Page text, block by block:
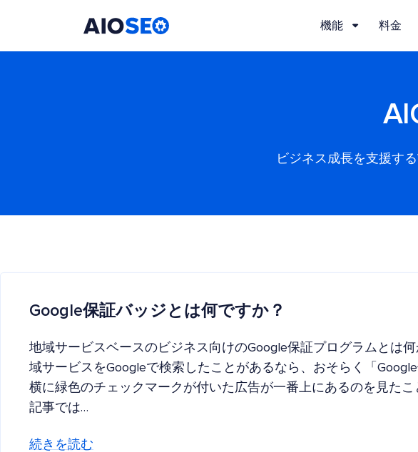
機能 料金
ビジネス成長を支援す
Google保証バッジとは何ですか？
地域サービスベースのビジネス向けのGoogle保証プログラムとは
域サービスをGoogleで検索したことがあるなら、おそらく「
横に緑色のチェックマークが付いた広告が一番上にあるのを見た
記事では…
続きを読む